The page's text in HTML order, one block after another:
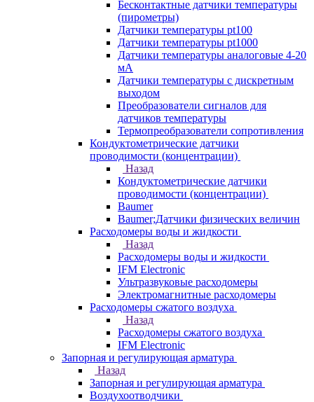
Бесконтактные датчики температуры
(пирометры)
Датчики температуры pt100
Датчики температуры pt1000
Датчики температуры аналоговые 4-20
мА
Датчики температуры с дискретным
выходом
Преобразователи сигналов для
датчиков температуры
Термопреобразователи сопротивления
Кондуктометрические датчики
проводимости (концентрации)
Назад
Кондуктометрические датчики
проводимости (концентрации)
Baumer
Baumer;Датчики физических величин
Расходомеры воды и жидкости
Назад
Расходомеры воды и жидкости
IFM Electronic
Ультразвуковые расходомеры
Электромагнитные расходомеры
Расходомеры сжатого воздуха
Назад
Расходомеры сжатого воздуха
IFM Electronic
Запорная и регулирующая арматура
Назад
Запорная и регулирующая арматура
Воздухоотводчики